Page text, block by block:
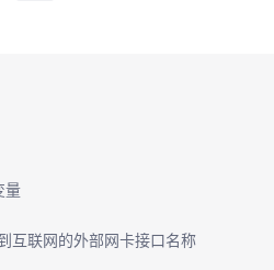
量
到互联网的外部网卡接口名称